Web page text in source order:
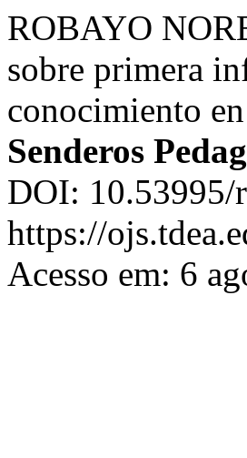
ROBAYO
sobre primera
conocimiento
Senderos
DOI: 10.53995/
https://
Acesso em: 6